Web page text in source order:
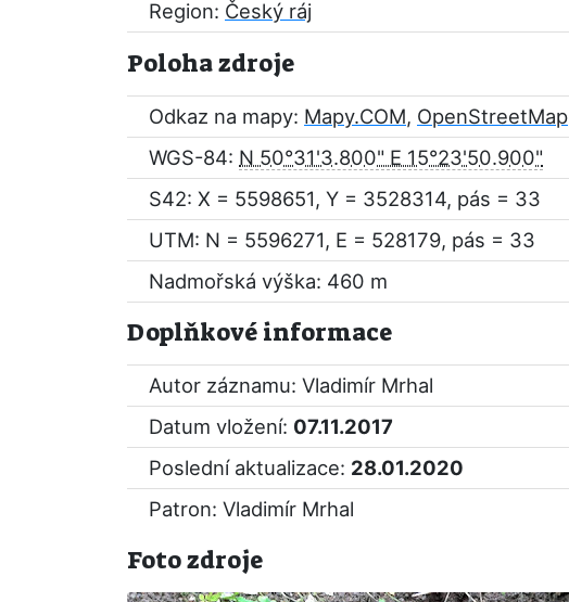
Region: Český ráj
Poloha zdroje
Odkaz na mapy: Mapy.COM, OpenStreetMap
WGS-84: N 50°31'3.800" E 15°23'50.900"
S42: X = 5598651, Y = 3528314, pás = 33
UTM: N = 5596271, E = 528179, pás = 33
Nadmořská výška: 460 m
Doplňkové informace
Autor záznamu: Vladimír Mrhal
Datum vložení: 07.11.2017
Poslední aktualizace: 28.01.2020
Patron: Vladimír Mrhal
Foto zdroje